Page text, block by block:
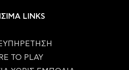
LINKS
TO PLAY